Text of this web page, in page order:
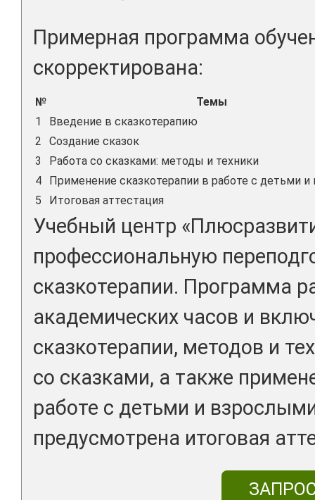
Примерная программа
скорректирована:
№
Темы
1
Введение в сказкотерапию
2
Создание сказок
3
Работа со сказками: методы и техники
4
Применение сказкотерапии в работе с детьми
5
Итоговая аттестация
Учебный центр
профессиональную
сказкотерапии. Программа
академических часов и
сказкотерапии, методов и
со сказками, а также
работе с детьми и
предусмотрена итоговая